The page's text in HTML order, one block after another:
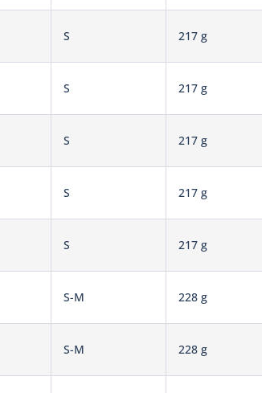
S 217 g
S 217 g
S 217 g
S 217 g
S 217 g
S-M 228 g
S-M 228 g